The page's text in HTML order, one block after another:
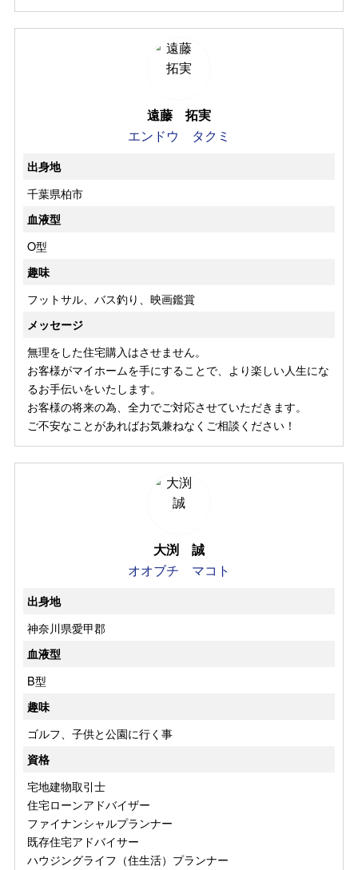
遠藤 拓実
エンドウ タクミ
出身地
千葉県柏市
血液型
O型
趣味
フットサル、バス釣り、映画鑑賞
メッセージ
無理をした住宅購入はさせません。
お客様がマイホームを手にすることで、より楽しい人生にな
るお手伝いをいたします。
お客様の将来の為、全力でご対応させていただきます。
ご不安なことがあればお気兼ねなくご相談ください！
大渕 誠
オオブチ マコト
出身地
神奈川県愛甲郡
血液型
B型
趣味
ゴルフ、子供と公園に行く事
資格
宅地建物取引士
住宅ローンアドバイザー
ファイナンシャルプランナー
既存住宅アドバイサー
ハウジングライフ（住生活）プランナー